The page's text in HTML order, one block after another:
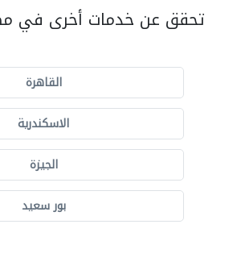
تحقق عن خدمات أخرى في
القاهرة
الاسكندرية
الجيزة
بور سعيد